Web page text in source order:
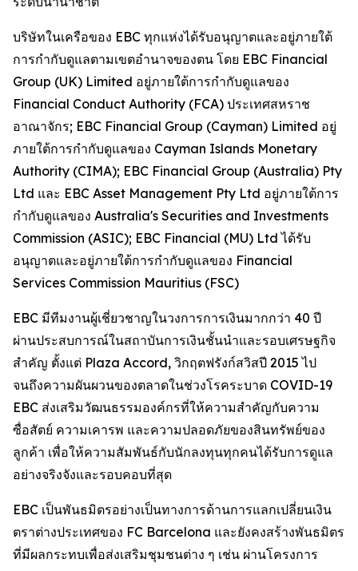
บริษัทในเครือของ EBC ทุกแห่งได้รับอนุญาตและอยู่ภายใต้
การกำกับดูแลตามเขตอำนาจของตน โดย EBC Financial
Group (UK) Limited อยู่ภายใต้การกำกับดูแลของ
Financial Conduct Authority (FCA) ประเทศสหราช
อาณาจักร; EBC Financial Group (Cayman) Limited อยู่
ภายใต้การกำกับดูแลของ Cayman Islands Monetary
Authority (CIMA); EBC Financial Group (Australia) Pty
Ltd และ EBC Asset Management Pty Ltd อยู่ภายใต้การ
กำกับดูแลของ Australia's Securities and Investments
Commission (ASIC); EBC Financial (MU) Ltd ได้รับ
อนุญาตและอยู่ภายใต้การกำกับดูแลของ Financial
Services Commission Mauritius (FSC)
EBC มีทีมงานผู้เชี่ยวชาญในวงการการเงินมากกว่า 40 ปี
ผ่านประสบการณ์ในสถาบันการเงินชั้นนำและรอบเศรษฐกิจ
สำคัญ ตั้งแต่ Plaza Accord, วิกฤตฟรังก์สวิสปี 2015 ไป
จนถึงความผันผวนของตลาดในช่วงโรคระบาด COVID-19
EBC ส่งเสริมวัฒนธรรมองค์กรที่ให้ความสำคัญกับความ
ซื่อสัตย์ ความเคารพ และความปลอดภัยของสินทรัพย์ของ
ลูกค้า เพื่อให้ความสัมพันธ์กับนักลงทุนทุกคนได้รับการดูแล
อย่างจริงจังและรอบคอบที่สุด
EBC เป็นพันธมิตรอย่างเป็นทางการด้านการแลกเปลี่ยนเงิน
ตราต่างประเทศของ FC Barcelona และยังคงสร้างพันธมิตร
ที่มีผลกระทบเพื่อส่งเสริมชุมชนต่าง ๆ เช่น ผ่านโครงการ